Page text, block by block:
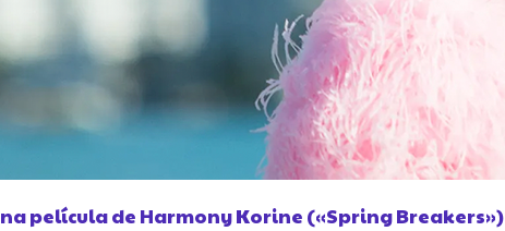
película de Harmony Korine («Spring Breakers»)